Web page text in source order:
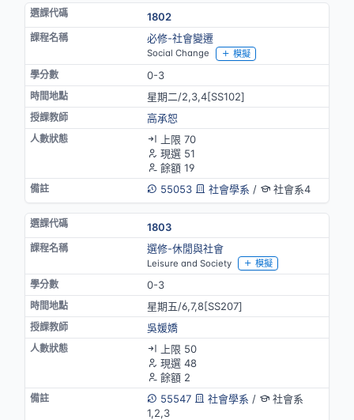
1802
必修-社會變遷
Social Change 模擬
0-3
星期二/2,3,4[SS102]
高承恕
上限 70
現選 51
餘額 19
55053
社會學系 / 社會系4
1803
選修-休閒與社會
Leisure and Society 模擬
0-3
星期五/6,7,8[SS207]
吳媛嬌
上限 50
現選 48
餘額 2
55547
社會學系 /
社會系
1,2,3